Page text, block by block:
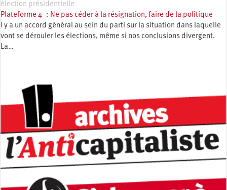
élection présidentielle
Plateforme 4 : Ne pas céder à la résignation, faire de la politique
l y a un accord général au sein du parti sur la situation dans laquelle
vont se dérouler les élections, même si nos conclusions divergent.
La…